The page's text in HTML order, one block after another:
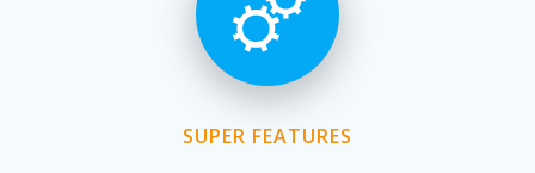
SUPER FEATURES